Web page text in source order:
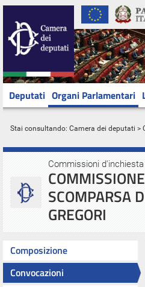
Deputati Organi Parlamentari
Stai consultando: Camera dei deputati >
Commissioni
SCOMPARSA
GREGORI
Composizione
Convocazioni